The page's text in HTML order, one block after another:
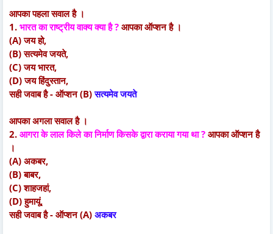
आपका पहला सवाल है ।
1. भारत का राष्ट्रीय वाक्य क्या है ? आपका ऑप्शन है ।
(A) जय हो,
(B) सत्यमेव जयते,
(C) जय भारत,
(D) जय हिंदुस्तान,
सही जवाब है - ऑप्शन (B)सत्यमेव जयते
आपका अगला सवाल है ।
2. आगरा के लाल किले का निर्माण किसके द्वारा कराया गया था ? आपका ऑप्शन है
।
(A) अकबर,
(B) बाबर,
(C) शाहजहां,
(D) हुमायूं,
सही जवाब है - ऑप्शन (A) अकबर